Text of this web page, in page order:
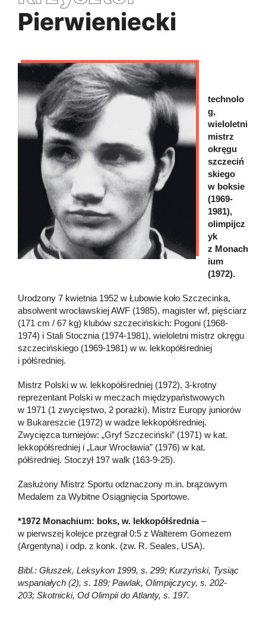
Pierwieniecki
technolo
g,
wieloletni
mistrz
okręgu
szczeciń
skiego
w boksie
(1969-
1981),
olimpijcz
yk
z Monach
ium
(1972).
Urodzony 7 kwietnia 1952 w Łubowie koło Szczecinka,
absolwent wrocławskiej AWF (1985), magister wf, pięściarz
(171 cm / 67 kg) klubów szczecińskich: Pogoni (1968-
1974) i Stali Stocznia (1974-1981), wieloletni mistrz okręgu
szczecińskiego (1969-1981) w w. lekkopółśredniej
i półśredniej.
Mistrz Polski w w. lekkopółśredniej (1972), 3-krotny
reprezentant Polski w meczach międzypaństwowych
w 1971 (1 zwycięstwo, 2 porażki). Mistrz Europy juniorów
w Bukareszcie (1972) w wadze lekkopółśredniej.
Zwycięzca turniejów: „Gryf Szczeciński” (1971) w kat.
lekkopółśredniej i „Laur Wrocławia” (1976) w kat.
półśredniej. Stoczył 197 walk (163-9-25).
Zasłużony Mistrz Sportu odznaczony m.in. brązowym
Medalem za Wybitne Osiągnięcia Sportowe.
*1972 Monachium: boks, w. lekkopółśrednia–
w pierwszej kolejce przegrał 0:5 z Walterem Gomezem
(Argentyna) i odp. z konk. (zw. R. Seales, USA).
Bibl.: Głuszek, Leksykon 1999, s. 299; Kurzyński, Tysiąc
wspaniałych (2), s. 189; Pawlak, Olimpijczycy, s. 202-
203; Skotnicki, Od Olimpii do Atlanty, s. 197.